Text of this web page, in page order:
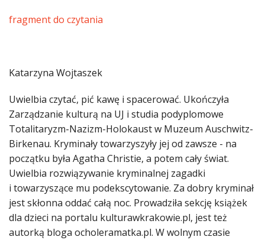
fragment do czytania
Katarzyna Wojtaszek
Uwielbia czytać, pić kawę i spacerować. Ukończyła
Zarządzanie kulturą na UJ i studia podyplomowe
Totalitaryzm-Nazizm-Holokaust w Muzeum Auschwitz-
Birkenau. Kryminały towarzyszyły jej od zawsze - na
początku była Agatha Christie, a potem cały świat.
Uwielbia rozwiązywanie kryminalnej zagadki
i towarzyszące mu podekscytowanie. Za dobry kryminał
jest skłonna oddać całą noc. Prowadziła sekcję książek
dla dzieci na portalu kulturawkrakowie.pl, jest też
autorką bloga ocholeramatka.pl. W wolnym czasie